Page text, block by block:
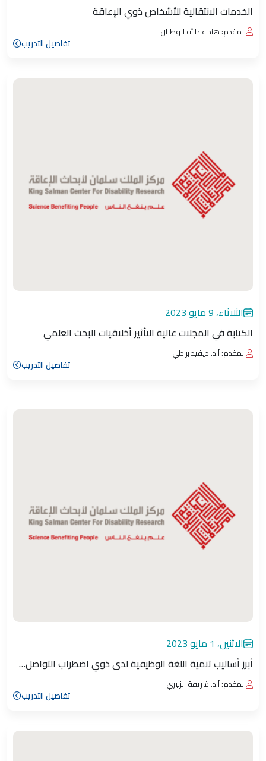
الخدمات الانتقالية للأشخاص ذوي الإعاقة
المقدم: هند عبدالله الوطبان
تفاصيل التدريب
الثلاثاء، 9 مايو 2023
الكتابة في المجلات عالية التأثير أخلاقيات البحث العلمي
المقدم: أ.د. ديفيد برادلي
تفاصيل التدريب
الاثنين، 1 مايو 2023
أبرز أساليب تنمية اللغة الوظيفية لدى ذوي اضطراب التواصل…
المقدم: أ.د. شريفة الزبيري
تفاصيل التدريب